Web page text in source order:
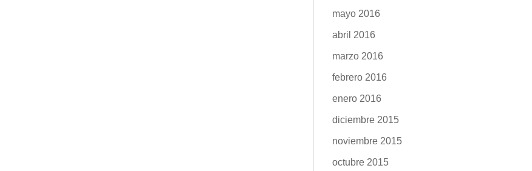
mayo 2016
abril 2016
marzo 2016
febrero 2016
enero 2016
diciembre 2015
noviembre 2015
octubre 2015